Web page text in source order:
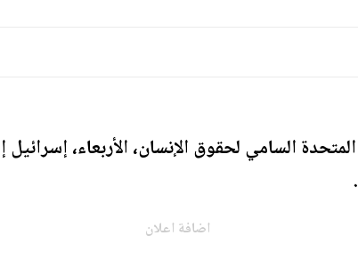
السامي لحقوق الإنسان، الأربعاء،
اضافة اعلان